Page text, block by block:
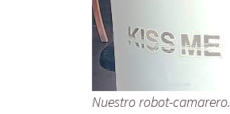
Nuestro robot-camarero.